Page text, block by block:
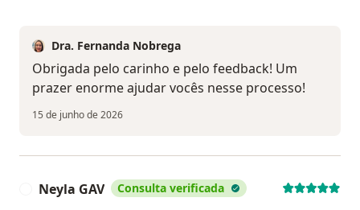
Dra. Fernanda Nobrega
Obrigada pelo carinho e pelo feedback! Um
prazer enorme ajudar vocês nesse processo!
15 de junho de 2026
Neyla GAV Consulta verificada